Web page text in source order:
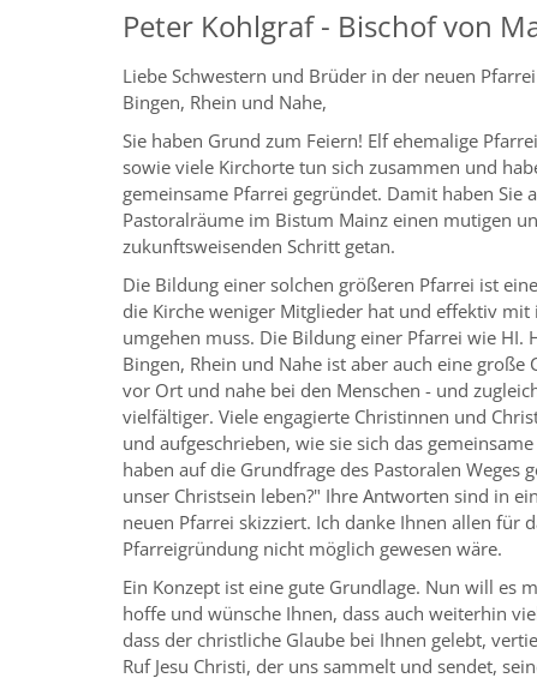
Peter Kohlgraf - Bischof von
Liebe Schwestern und Brüder in der neuen
Bingen, Rhein und Nahe,
Sie haben Grund zum Feiern! Elf ehemalige
sowie viele Kirchorte tun sich zusammen und
gemeinsame Pfarrei gegründet. Damit haben Sie
Pastoralräume im Bistum Mainz einen mutigen
zukunftsweisenden Schritt getan.
Die Bildung einer solchen größeren Pfarrei ist
die Kirche weniger Mitglieder hat und effektiv mit
umgehen muss. Die Bildung einer Pfarrei wie HI.
Bingen, Rhein und Nahe ist aber auch eine große
vor Ort und nahe bei den Menschen - und
vielfältiger. Viele engagierte Christinnen und
und aufgeschrieben, wie sie sich das
haben auf die Grundfrage des Pastoralen
unser Christsein leben?" Ihre Antworten sind in
neuen Pfarrei skizziert. Ich danke Ihnen allen für
Pfarreigründung nicht möglich gewesen wäre.
Ein Konzept ist eine gute Grundlage. Nun will es
hoffe und wünsche Ihnen, dass auch weiterhin
dass der christliche Glaube bei Ihnen gelebt,
Ruf Jesu Christi, der uns sammelt und sendet,